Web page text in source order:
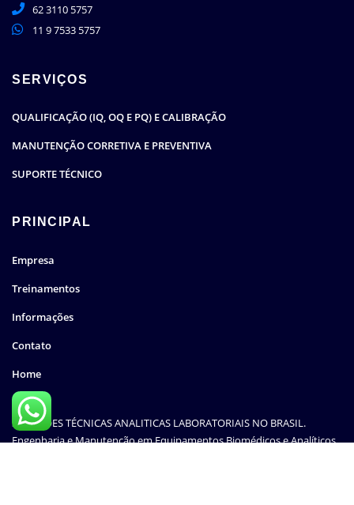
62 3110 5757
11 9 7533 5757
SERVIÇOS
QUALIFICAÇÃO (IQ, OQ E PQ) E CALIBRAÇÃO
MANUTENÇÃO CORRETIVA E PREVENTIVA
SUPORTE TÉCNICO
PRINCIPAL
Empresa
Treinamentos
Informações
Contato
Home
SOLUÇÕES TÉCNICAS ANALITICAS LABORATORIAIS NO BRASIL.
Engenharia e Manutenção em Equipamentos Biomédicos e Analíticos.